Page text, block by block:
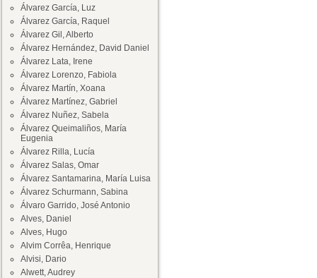
Álvarez García, Luz
Álvarez García, Raquel
Álvarez Gil, Alberto
Álvarez Hernández, David Daniel
Álvarez Lata, Irene
Álvarez Lorenzo, Fabiola
Álvarez Martín, Xoana
Álvarez Martínez, Gabriel
Álvarez Nuñez, Sabela
Álvarez Queimaliños, María
Eugenia
Álvarez Rilla, Lucía
Álvarez Salas, Omar
Álvarez Santamarina, María Luisa
Álvarez Schurmann, Sabina
Álvaro Garrido, José Antonio
Alves, Daniel
Alves, Hugo
Alvim Corrêa, Henrique
Alvisi, Dario
Alwett, Audrey